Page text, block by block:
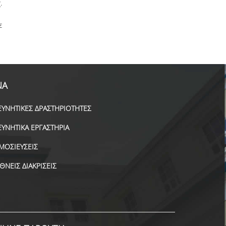
ΔΡΑΣΤΗΡΙΟΤΗΤΕΣ
ΕΡΓΑΣΤΗΡΙΑ
ΔΙΑΚΡΙΣΕΙΣ